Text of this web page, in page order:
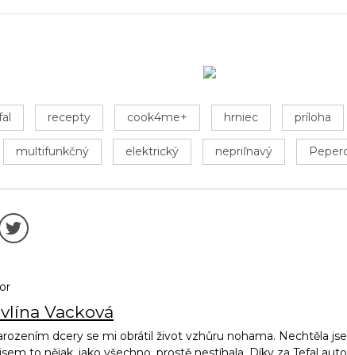
recepty cook4me+ hrniec príloha
multifunkčný elektrický nepriľnavý
Vacková
dcery se mi obrátil život vzhůru nohama. Nechtěla